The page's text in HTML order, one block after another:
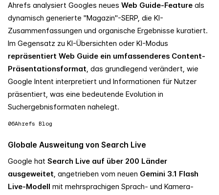
Ahrefs analysiert Googles neues Web Guide-Feature als
dynamisch generierte "Magazin"-SERP, die KI-
Zusammenfassungen und organische Ergebnisse kuratiert.
Im Gegensatz zu KI-Übersichten oder KI-Modus
repräsentiert Web Guide ein umfassenderes Content-
Präsentationsformat, das grundlegend verändert, wie
Google Intent interpretiert und Informationen für Nutzer
präsentiert, was eine bedeutende Evolution in
Suchergebnisformaten nahelegt.
06Ahrefs Blog
Globale Ausweitung von Search Live
Google hat Search Live auf über 200 Länder
ausgeweitet, angetrieben vom neuen Gemini 3.1 Flash
Live-Modell mit mehrsprachigen Sprach- und Kamera-